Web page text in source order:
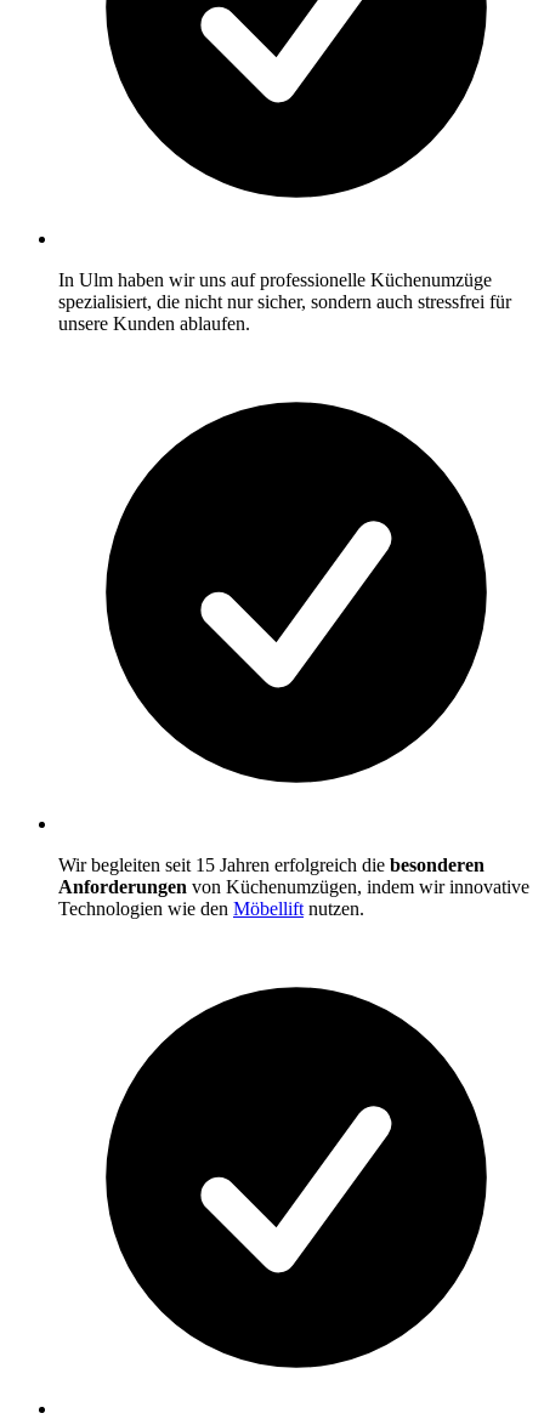
In Ulm haben wir uns auf professionelle Küchenumzüge
spezialisiert, die nicht nur sicher, sondern auch stressfrei für
unsere Kunden ablaufen.
Wir begleiten seit 15 Jahren erfolgreich die besonderen
Anforderungen von Küchenumzügen, indem wir innovative
Technologien wie den Möbellift nutzen.